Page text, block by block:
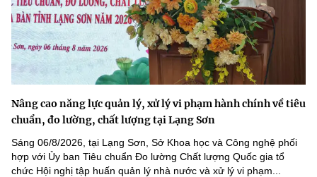
Nâng cao năng lực quản lý, xử lý vi phạm hành chính về tiêu
chuẩn, đo lường, chất lượng tại Lạng Sơn
Sáng 06/8/2026, tại Lạng Sơn, Sở Khoa học và Công nghệ phối
hợp với Ủy ban Tiêu chuẩn Đo lường Chất lượng Quốc gia tổ
chức Hội nghị tập huấn quản lý nhà nước và xử lý vi phạm...